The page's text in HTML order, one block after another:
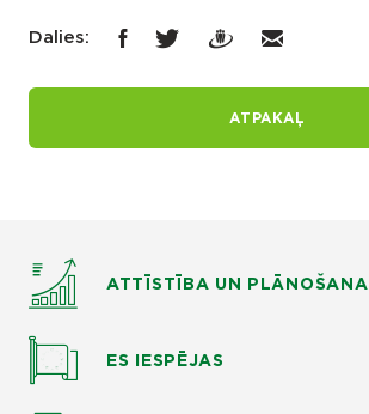
Dalies:
ATPAKAĻ
ATTĪSTĪBA UN PLĀNOŠANA
ES IESPĒJAS